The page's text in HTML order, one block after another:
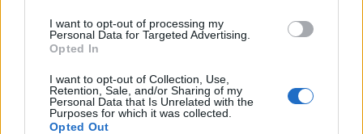
I want to opt-out of processing my
Personal Data for Targeted Advertising.
Opted In
I want to opt-out of Collection, Use,
Retention, Sale, and/or Sharing of my
Personal Data that Is Unrelated with the
Purposes for which it was collected.
Opted Out